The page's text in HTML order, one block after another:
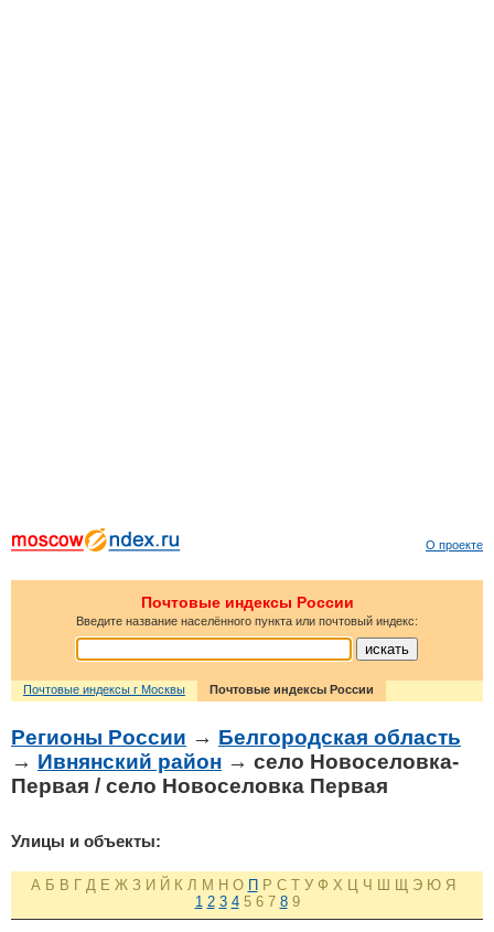
О проекте
Почтовые индексы России
Введите название населённого пункта или почтовый индекс:
Почтовые индексы г Москвы Почтовые индексы России
Регионы России → Белгородская область
→ Ивнянский район → село Новоселовка-
Первая / село Новоселовка Первая
Улицы и объекты:
А Б В Г Д Е Ж З И Й К Л М Н О П Р С Т У Ф Х Ц Ч Ш Щ Э Ю Я
1 2 3 4 5 6 7 8 9